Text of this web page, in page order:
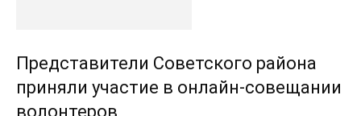
Представители Советского района
приняли участие в онлайн-совещании
волонтеров